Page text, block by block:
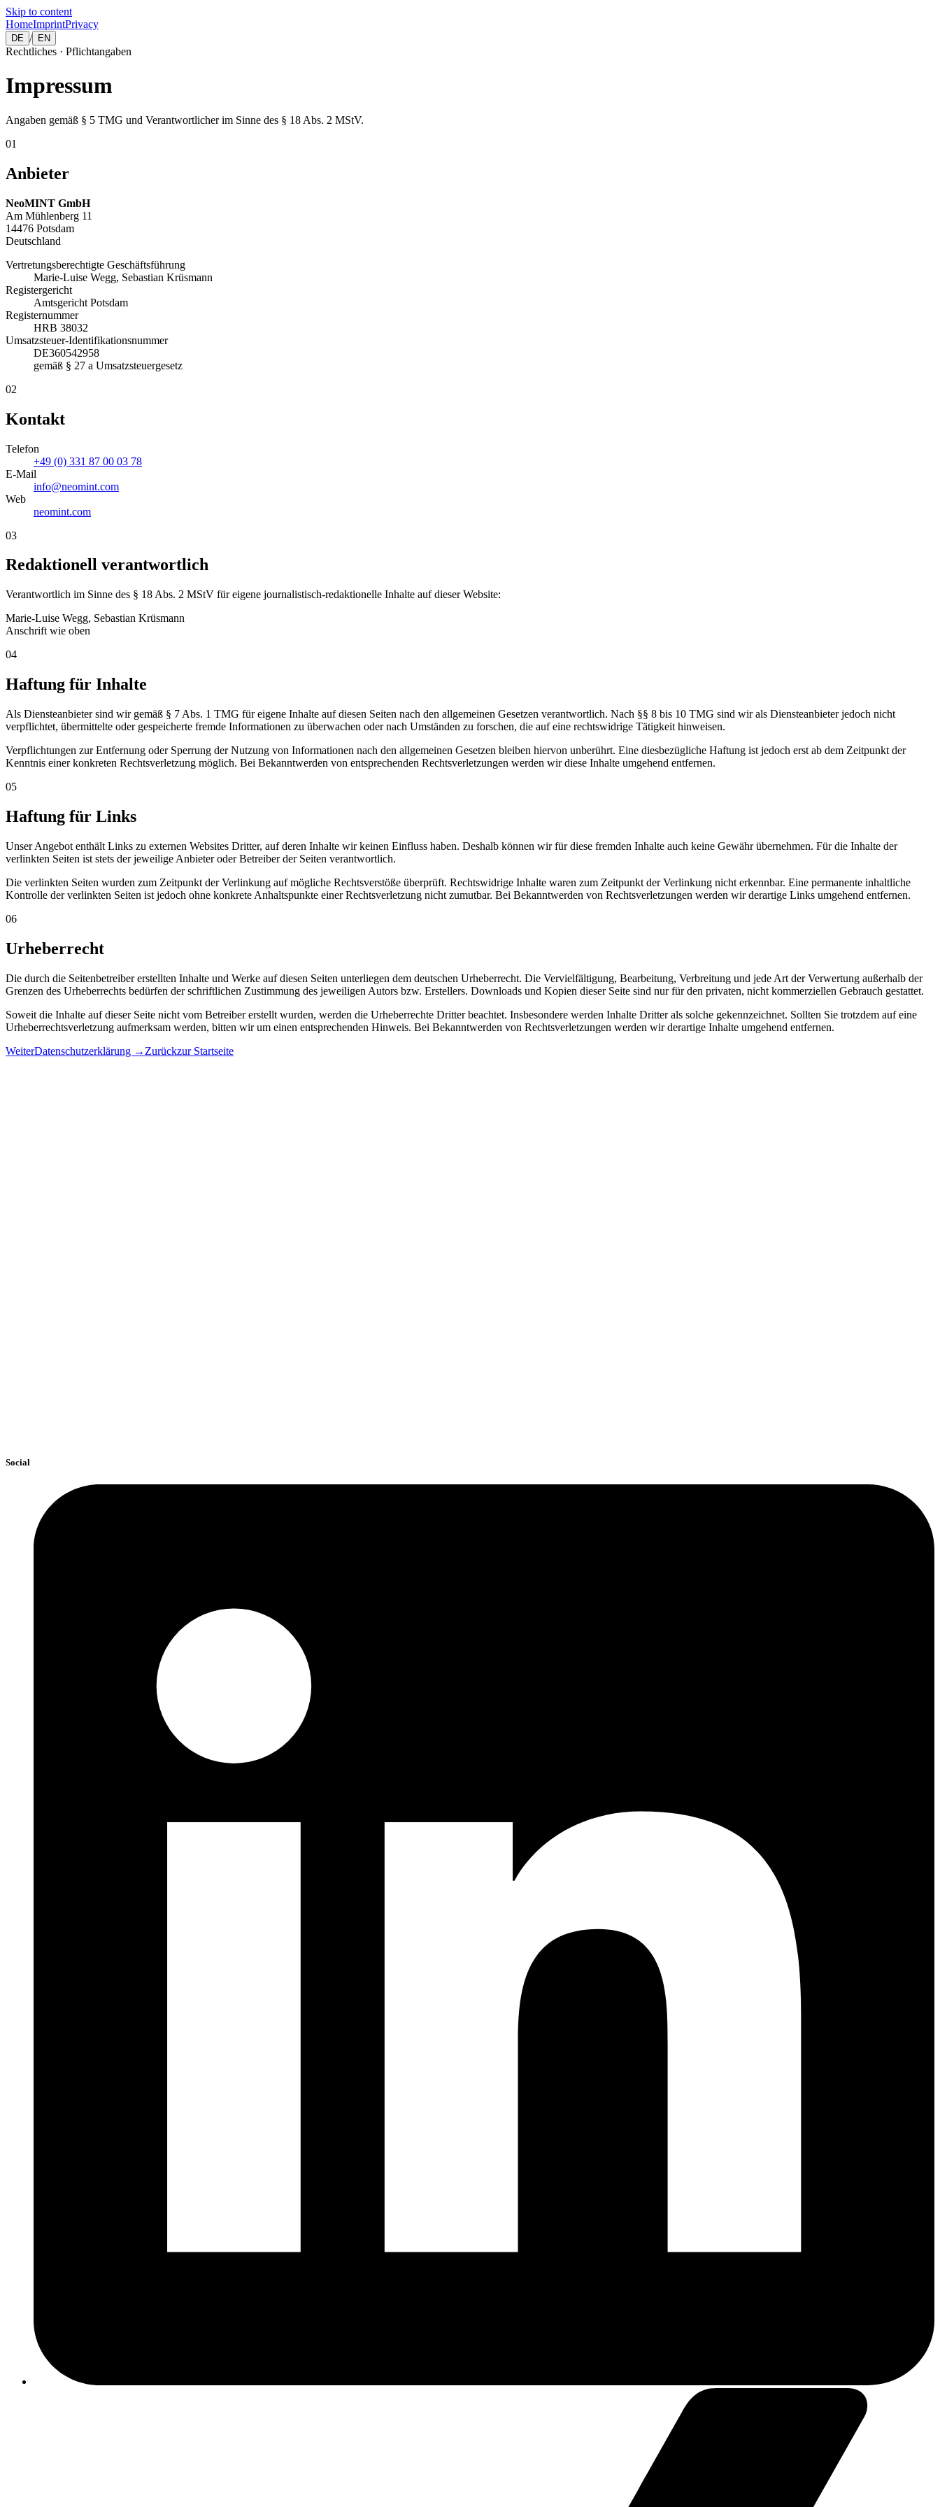
Skip to content
HomeImprintPrivacy
DE / EN
Rechtliches · Pflichtangaben
Impressum
Angaben gemäß § 5 TMG und Verantwortlicher im Sinne des § 18 Abs. 2 MStV.
01
Anbieter
NeoMINT GmbH
Am Mühlenberg 11
14476 Potsdam
Deutschland
Vertretungsberechtigte Geschäftsführung
Marie-Luise Wegg, Sebastian Krüsmann
Registergericht
Amtsgericht Potsdam
Registernummer
HRB 38032
Umsatzsteuer-Identifikationsnummer
DE360542958
gemäß § 27 a Umsatzsteuergesetz
02
Kontakt
Telefon
+49 (0) 331 87 00 03 78
E-Mail
info@neomint.com
Web
neomint.com
03
Redaktionell verantwortlich
Verantwortlich im Sinne des § 18 Abs. 2 MStV für eigene journalistisch-redaktionelle Inhalte auf dieser Website:
Marie-Luise Wegg, Sebastian Krüsmann
Anschrift wie oben
04
Haftung für Inhalte
Als Diensteanbieter sind wir gemäß § 7 Abs. 1 TMG für eigene Inhalte auf diesen Seiten nach den allgemeinen Gesetzen verantwortlich. Nach §§ 8 bis 10 TMG sind wir als Diensteanbieter jedoch nicht
verpflichtet, übermittelte oder gespeicherte fremde Informationen zu überwachen oder nach Umständen zu forschen, die auf eine rechtswidrige Tätigkeit hinweisen.
Verpflichtungen zur Entfernung oder Sperrung der Nutzung von Informationen nach den allgemeinen Gesetzen bleiben hiervon unberührt. Eine diesbezügliche Haftung ist jedoch erst ab dem Zeitpunkt der
Kenntnis einer konkreten Rechtsverletzung möglich. Bei Bekanntwerden von entsprechenden Rechtsverletzungen werden wir diese Inhalte umgehend entfernen.
05
Haftung für Links
Unser Angebot enthält Links zu externen Websites Dritter, auf deren Inhalte wir keinen Einfluss haben. Deshalb können wir für diese fremden Inhalte auch keine Gewähr übernehmen. Für die Inhalte der
verlinkten Seiten ist stets der jeweilige Anbieter oder Betreiber der Seiten verantwortlich.
Die verlinkten Seiten wurden zum Zeitpunkt der Verlinkung auf mögliche Rechtsverstöße überprüft. Rechtswidrige Inhalte waren zum Zeitpunkt der Verlinkung nicht erkennbar. Eine permanente inhaltliche
Kontrolle der verlinkten Seiten ist jedoch ohne konkrete Anhaltspunkte einer Rechtsverletzung nicht zumutbar. Bei Bekanntwerden von Rechtsverletzungen werden wir derartige Links umgehend entfernen.
06
Urheberrecht
Die durch die Seitenbetreiber erstellten Inhalte und Werke auf diesen Seiten unterliegen dem deutschen Urheberrecht. Die Vervielfältigung, Bearbeitung, Verbreitung und jede Art der Verwertung außerhalb der
Grenzen des Urheberrechts bedürfen der schriftlichen Zustimmung des jeweiligen Autors bzw. Erstellers. Downloads und Kopien dieser Seite sind nur für den privaten, nicht kommerziellen Gebrauch gestattet.
Soweit die Inhalte auf dieser Seite nicht vom Betreiber erstellt wurden, werden die Urheberrechte Dritter beachtet. Insbesondere werden Inhalte Dritter als solche gekennzeichnet. Sollten Sie trotzdem auf eine
Urheberrechtsverletzung aufmerksam werden, bitten wir um einen entsprechenden Hinweis. Bei Bekanntwerden von Rechtsverletzungen werden wir derartige Inhalte umgehend entfernen.
WeiterDatenschutzerklärung → Zurückzur Startseite
Social